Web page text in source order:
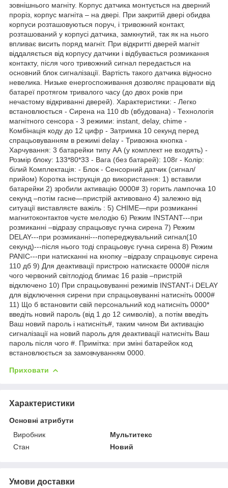
зовнішнього магніту. Корпус датчика монтується на дверний
проріз, корпус магніта – на двері. При закритій двері обидва
корпуси розташовуються поруч, і тривожний контакт,
розташований у корпусі датчика, замкнутий, так як на нього
впливає висить поряд магніт. При відкритті дверей магніт
віддаляється від корпусу датчики і відбувається розмикання
контакту, після чого тривожний сигнал передається на
основний блок сигналізації. Вартість такого датчика відносно
невелика. Низьке енергоспоживання дозволяє працювати від
батареї протягом тривалого часу (до двох років при
нечастому відкриванні дверей). Характеристики: - Легко
встановлюється - Сирена на 110 db (вбудована) - Технологія
магнітного сенсора - 3 режими: instant, delay, chime -
Комбінація коду до 12 цифр - Затримка 10 секунд перед
спрацьовуванням в режимі delay - Тривожна кнопка -
Харчування: 3 батарейки типу АА (у комплект не входять) -
Розмір блоку: 133*80*33 - Вага (без батарей): 108г - Колір:
білий Комплектація: - Блок - Сенсорний датчик (сигнал/
прийом) Коротка інструкція до використання: 1) вставили
батарейки 2) зробили активацію 0000# 3) горить лампочка 10
секунд –потім гасне—пристрій активовано 4) залежно від
ситуації виставляєте важіль : 5) CHIME—при розмиканні
магнитоконтактов чуєте мелодію 6) Режим INSTANT---при
розмиканні –відразу спрацьовує гучна сирена 7) Режим
DELAY---при розмиканні---попереджувальний сигнал(10
секунд)---після нього тоді спрацьовує гучна сирена 8) Режим
PANIC---при натисканні на кнопку –відразу спрацьовує сирена
110 дб 9) Для деактивації пристрою натискаєте 0000# після
чого червоний світлодіод блимає 16 разів –пристрій
відключено 10) При спрацьовуванні режимів INSTANT-і DELAY
для відключення сирени при спрацьовуванні натисніть 0000#
11) Що б встановити свій персональний код натисніть 0000*
введіть новий пароль (від 1 до 12 символів), а потім введіть
Ваш новий пароль і натисніть#, таким чином Ви активацію
сигналізації на новий пароль для деактивації натисніть Ваш
пароль після чого #. Примітка: при зміні батарейок код
встановлюється за замовчуванням 0000.
Приховати
Характеристики
Основні атрибути
Виробник
Мультитекс
Стан
Новий
Умови доставки